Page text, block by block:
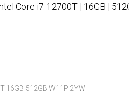
Core i7-12700T | 16GB |
16GB 512GB W11P 2YW